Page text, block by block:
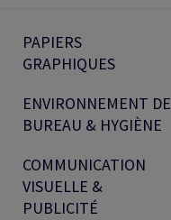
PAPIERS
GRAPHIQUES
ENVIRONNEMENT DE
BUREAU & HYGIÈNE
COMMUNICATION
VISUELLE &
PUBLICITÉ